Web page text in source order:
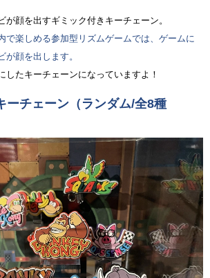
が顔を出すギミック付きキーチェーン。
で楽しめる参加型リズムゲームでは、ゲームに
が顔を出します。
したキーチェーンになっていますよ！
チェーン（ランダム/全8種